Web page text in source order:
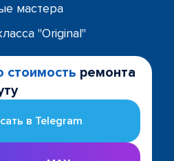
мастера
"Original"
стоимость ремонта
в Telegram